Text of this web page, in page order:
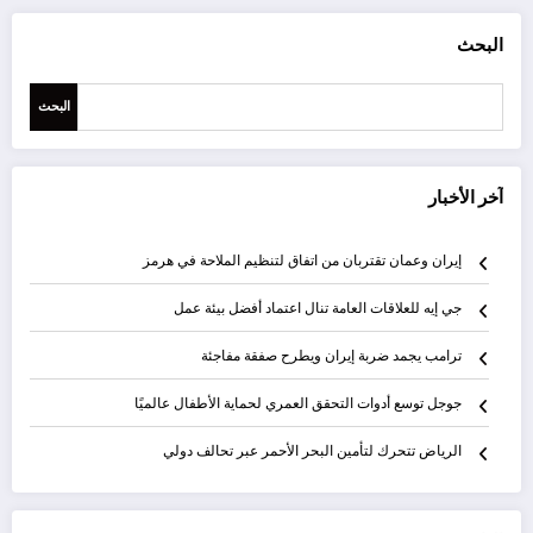
البحث
البحث
آخر الأخبار
إيران وعمان تقتربان من اتفاق لتنظيم الملاحة في هرمز
جي إيه للعلاقات العامة تنال اعتماد أفضل بيئة عمل
ترامب يجمد ضربة إيران ويطرح صفقة مفاجئة
جوجل توسع أدوات التحقق العمري لحماية الأطفال عالميًا
الرياض تتحرك لتأمين البحر الأحمر عبر تحالف دولي